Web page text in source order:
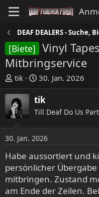
DEAF DEALERS - Suche,
[Biete] Vinyl
Mitbringservice
E
r
s
t
e
l
e
r
tik
E
r
s
t
l
l
a
m
30. Jan. 2026
tik
Till Deaf Do Us Part
30. Jan. 2026
Habe aussortiert und
persönlicher
mitbringen. Zustand
am Ende der Zeilen.